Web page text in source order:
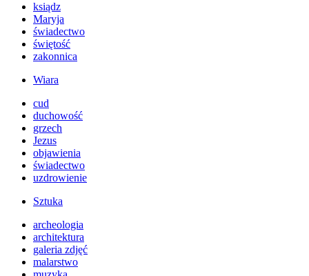
ksiądz
Maryja
świadectwo
świętość
zakonnica
Wiara
cud
duchowość
grzech
Jezus
objawienia
świadectwo
uzdrowienie
Sztuka
archeologia
architektura
galeria zdjęć
malarstwo